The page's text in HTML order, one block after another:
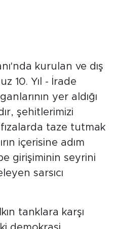
kurulan ve dış
10. Yıl - İrade
yer aldığı
şehitlerimizi
taze tutmak
içerisine adım
girişiminin seyrini
sarsıcı
tanklara karşı